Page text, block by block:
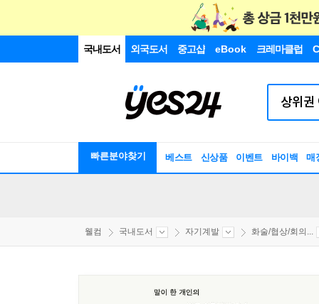
국내도서 외국도서 중고샵 eBook 크레마클럽
빠른분야찾기 베스트 신상품 이벤트 바이백 매
웰컴 국내도서 자기계발 화술/협상/회의...